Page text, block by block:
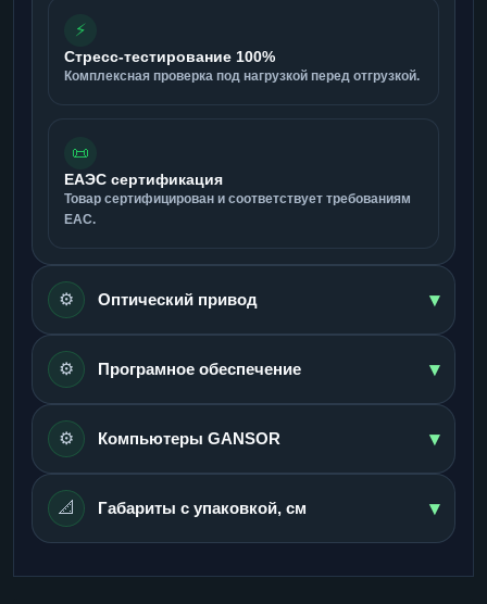
⚡
Стресс-тестирование 100%
Комплексная проверка под нагрузкой перед отгрузкой.
📜
ЕАЭС сертификация
Товар сертифицирован и соответствует требованиям
ЕАС.
⚙️ Оптический привод ▾
⚙️ Програмное обеспечение ▾
⚙️ Компьютеры GANSOR ▾
📐 Габариты с упаковкой, см ▾